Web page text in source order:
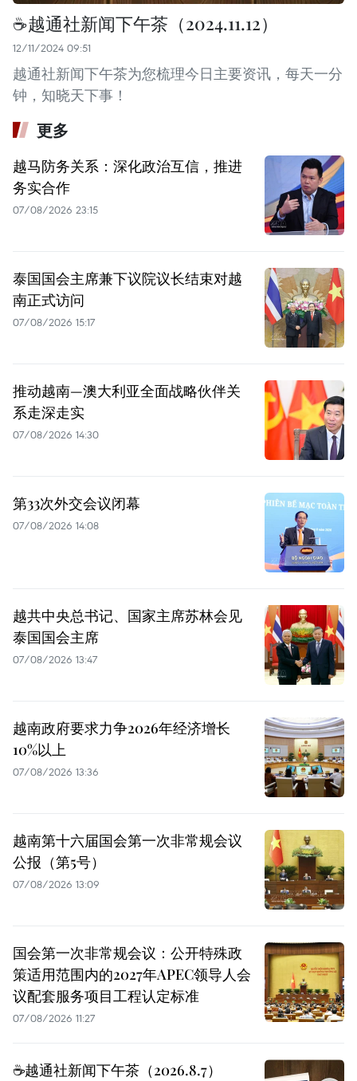
☕️越通社新闻下午茶（2024.11.12）
12/11/2024 09:51
越通社新闻下午茶为您梳理今日主要资讯，每天一分
钟，知晓天下事！
更多
越马防务关系：深化政治互信，推进
务实合作
07/08/2026 23:15
泰国国会主席兼下议院议长结束对越
南正式访问
07/08/2026 15:17
推动越南—澳大利亚全面战略伙伴关
系走深走实
07/08/2026 14:30
第33次外交会议闭幕
07/08/2026 14:08
越共中央总书记、国家主席苏林会见
泰国国会主席
07/08/2026 13:47
越南政府要求力争2026年经济增长
10%以上
07/08/2026 13:36
越南第十六届国会第一次非常规会议
公报（第5号）
07/08/2026 13:09
国会第一次非常规会议：公开特殊政
策适用范围内的2027年APEC领导人会
议配套服务项目工程认定标准
07/08/2026 11:27
☕️越通社新闻下午茶（2026.8.7）